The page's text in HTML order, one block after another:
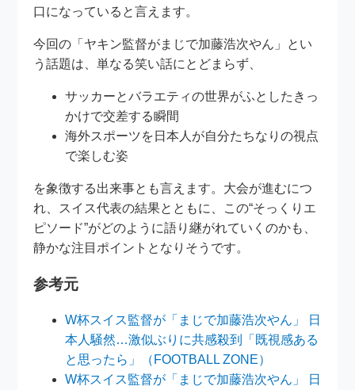
口になっていると言えます。
今回の「ヤキン監督がまじで加藤浩次やん」とい
う話題は、単なる笑い話にとどまらず、
サッカーとバラエティの世界がふとしたきっ
かけで交差する瞬間
海外スポーツを日本人が自分たちなりの視点
で楽しむ姿
を象徴する出来事とも言えます。大会が進むにつ
れ、スイス代表の結果とともに、この“そっくりエ
ピソード”がどのように語り継がれていくのかも、
静かな注目ポイントとなりそうです。
参考元
W杯スイス監督が「まじで加藤浩次やん」 日
本人騒然…激似ぶりに共感殺到「既視感ある
と思ったら」（FOOTBALL ZONE）
W杯スイス監督が「まじで加藤浩次やん」 日